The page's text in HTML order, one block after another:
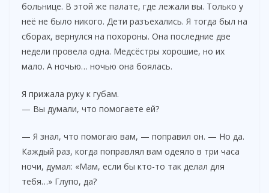
больнице. В этой же палате, где лежали вы. Только у
неё не было никого. Дети разъехались. Я тогда был на
сборах, вернулся на похороны. Она последние две
недели провела одна. Медсёстры хорошие, но их
мало. А ночью… ночью она боялась.
Я прижала руку к губам.
— Вы думали, что помогаете ей?
— Я знал, что помогаю вам, — поправил он. — Но да.
Каждый раз, когда поправлял вам одеяло в три часа
ночи, думал: «Мам, если бы кто-то так делал для
тебя…» Глупо, да?